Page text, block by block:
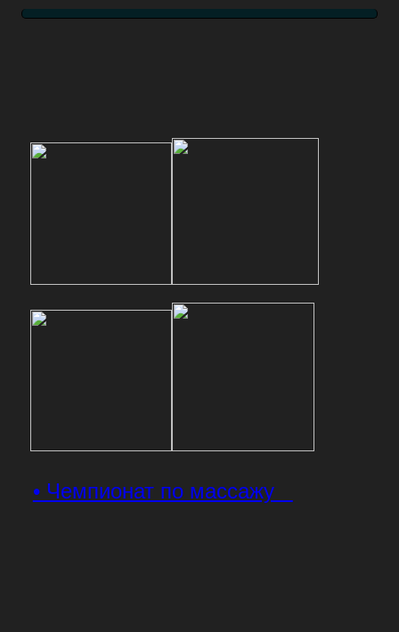
• Чемпионат по массажу